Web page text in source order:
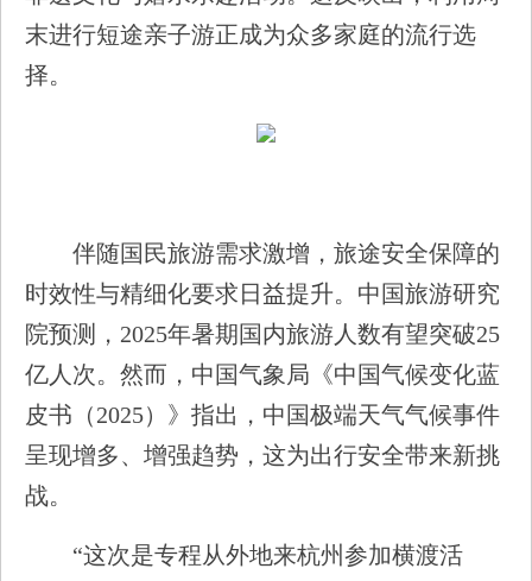
末进行短途亲子游正成为众多家庭的流行选
择。
伴随国民旅游需求激增，旅途安全保障的
时效性与精细化要求日益提升。中国旅游研究
院预测，2025年暑期国内旅游人数有望突破25
亿人次。然而，中国气象局《中国气候变化蓝
皮书（2025）》指出，中国极端天气气候事件
呈现增多、增强趋势，这为出行安全带来新挑
战。
“这次是专程从外地来杭州参加横渡活